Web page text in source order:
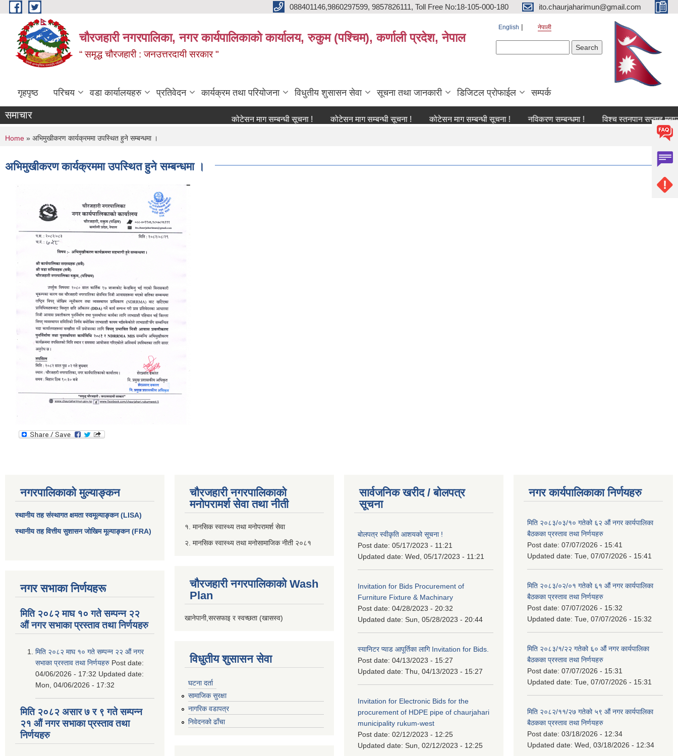
Skip to main content 088401146,9860297599, 9857826111, Toll Free No:18-105-000-180 ito.chaurjaharimun@gmail.com
चौरजहारी नगरपालिका, नगर कार्यपालिकाको कार्यालय, रुकुम (पश्चिम), कर्णाली प्रदेश, नेपाल
“ समृद्ध चौरजहारी : जनउत्तरदायी सरकार "
English नेपाली
गृहपृष्ठ परिचय वडा कार्यालयहरु प्रतिवेदन कार्यक्रम तथा परियोजना विधुतीय शुसासन सेवा सूचना तथा जानकारी डिजिटल प्रोफाईल सम्पर्क
समाचार कोटेसन माग सम्बन्धी सूचना ! कोटेसन माग सम्बन्धी सूचना ! कोटेसन माग सम्बन्धी सूचना ! नविकरण सम्बन्धमा ! विश्च स्तनपान सप्ताह मनाउने
You are here
Home » अभिमुखीकरण कार्यक्रममा उपस्थित हुने सम्बन्धमा ।
अभिमुखीकरण कार्यक्रममा उपस्थित हुने सम्बन्धमा ।
नगरपालिकाको मुल्याङ्कन
स्थानीय तह संस्थागत क्षमता स्वमूल्याङ्कन (LISA)
स्थानीय तह वित्तीय सुशासन जोखिम मूल्याङ्कन (FRA)
नगर सभाका निर्णयहरू
मिति २०८२ माघ १० गते सम्पन्न २२
औं नगर सभाका प्रस्ताव तथा निर्णयहरु
मिति २०८२ माघ १० गते सम्पन्न २२ औं नगर
सभाका प्रस्ताव तथा निर्णयहरु Post date:
04/06/2026 - 17:32 Updated date:
Mon, 04/06/2026 - 17:32
मिति २०८२ असार ७ र ९ गते सम्पन्न
२१ औं नगर सभाका प्रस्ताव तथा
निर्णयहरु
चौरजहारी नगरपालिकाको
मनोपरामर्श सेवा तथा नीती
१. मानसिक स्वास्थ्य तथा मनोपरामर्श सेवा
२. मानसिक स्वास्थ्य तथा मनोसामाजिक नीती २०८१
चौरजहारी नगरपालिकाको Wash
Plan
खानेपानी,सरसफाइ र स्वच्छता (खासस्व)
विधुतीय शुसासन सेवा
घटना दर्ता
सामाजिक सुरक्षा
नागरिक वडापत्र
निवेदनको ढाँचा
सार्वजनिक खरीद / बोलपत्र
सूचना
बोलपत्र स्वीकृति आशयको सूचना !
Post date: 05/17/2023 - 11:21
Updated date: Wed, 05/17/2023 - 11:21
Invitation for Bids Procurement of
Furniture Fixture & Machinary
Post date: 04/28/2023 - 20:32
Updated date: Sun, 05/28/2023 - 20:44
स्यानिटर प्याड आपूर्तिका लागि Invitation for Bids.
Post date: 04/13/2023 - 15:27
Updated date: Thu, 04/13/2023 - 15:27
Invitation for Electronic Bids for the
procurement of HDPE pipe of chaurjahari
municipality rukum-west
Post date: 02/12/2023 - 12:25
Updated date: Sun, 02/12/2023 - 12:25
नगर कार्यपालिकाका निर्णयहरु
मिति २०८३/०३/१० गतेको ६२ औं नगर कार्यपालिका
बैठकका प्रस्ताव तथा निर्णयहरु
Post date: 07/07/2026 - 15:41
Updated date: Tue, 07/07/2026 - 15:41
मिति २०८३/०२/०१ गतेको ६१ औं नगर कार्यपालिका
बैठकका प्रस्ताव तथा निर्णयहरु
Post date: 07/07/2026 - 15:32
Updated date: Tue, 07/07/2026 - 15:32
मिति २०८३/१/२२ गतेको ६० औं नगर कार्यपालिका
बैठकका प्रस्ताव तथा निर्णयहरु
Post date: 07/07/2026 - 15:31
Updated date: Tue, 07/07/2026 - 15:31
मिति २०८२/११/२७ गतेको ५९ औं नगर कार्यपालिका
बैठकका प्रस्ताव तथा निर्णयहरु
Post date: 03/18/2026 - 12:34
Updated date: Wed, 03/18/2026 - 12:34